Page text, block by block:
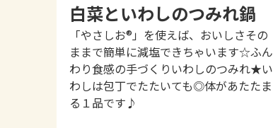
白菜といわしのつみれ鍋
「やさしお®」を使えば、おいしさその
ままで簡単に減塩できちゃいます☆ふん
わり食感の手づくりいわしのつみれ★い
わしは包丁でたたいても◎体があたたま
る１品です♪